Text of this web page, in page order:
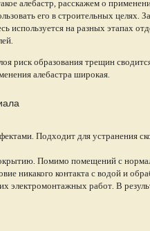
алебастр, расскажем о
его в строительных целях.
используется на разных этапах
риск образования трещин
алебастра широкая.
Подходит для устранения
Помимо помещений с
никакого контакта с водой и
электромонтажных работ. В